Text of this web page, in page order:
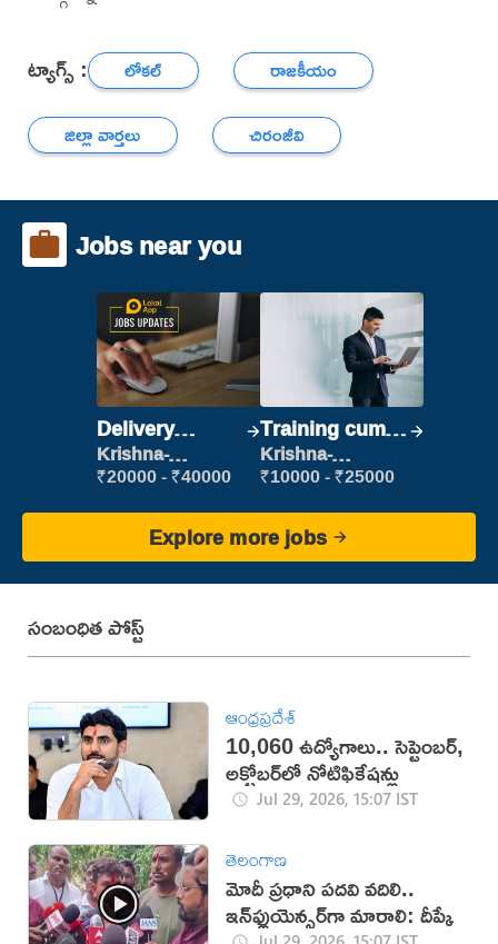
ట్యాగ్స్ : లోకల్
రాజకీయం
జిల్లా వార్తలు
చిరంజీవి
Jobs near you
Delivery
Executive
Krishna-
vijayawada
₹20000 - ₹40000
Training cum
Placement
Krishna-
vijayawada
₹10000 - ₹25000
Explore more jobs
సంబంధిత పోస్ట్
ఆంధ్రప్రదేశ్
10,060 ఉద్యోగాలు.. సెప్టెంబర్,
అక్టోబర్‌లో నోటిఫికేషన్లు
Jul 29, 2026, 15:07 IST
తెలంగాణ
మోదీ ప్రధాని పదవి వదిలి..
ఇన్‌ఫ్లుయెన్సర్‌గా మారాలి: దీప్కే